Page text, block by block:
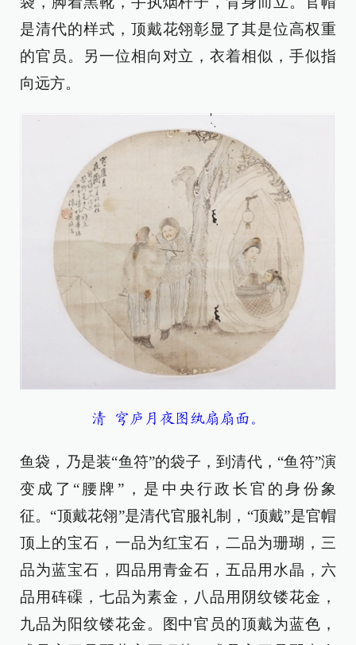
是清代的样式，顶戴花翎彰显了其是位高权重
的官员。另一位相向对立，衣着相似，手似指
向远方。
清 穹庐月夜图纨扇扇面。
鱼袋，乃是装“鱼符”的袋子，到清代，“鱼符”演
变成了“腰牌”，是中央行政长官的身份象
征。“顶戴花翎”是清代官服礼制，“顶戴”是官帽
顶上的宝石，一品为红宝石，二品为珊瑚，三
品为蓝宝石，四品用青金石，五品用水晶，六
品用砗磲，七品为素金，八品用阴纹镂花金，
九品为阳纹镂花金。图中官员的顶戴为蓝色，